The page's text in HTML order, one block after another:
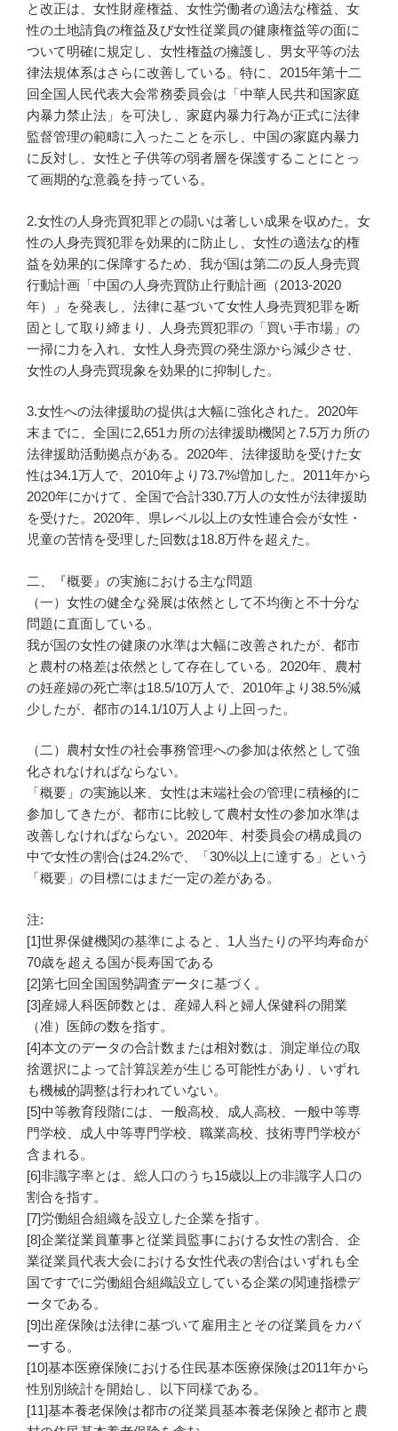
と改正は、女性財産権益、女性労働者の適法な権益、女
性の土地請負の権益及び女性従業員の健康権益等の面に
ついて明確に規定し、女性権益の擁護し、男女平等の法
律法規体系はさらに改善している。特に、2015年第十二
回全国人民代表大会常務委員会は「中華人民共和国家庭
内暴力禁止法」を可決し、家庭内暴力行為が正式に法律
監督管理の範疇に入ったことを示し、中国の家庭内暴力
に反対し、女性と子供等の弱者層を保護することにとっ
て画期的な意義を持っている。
2.女性の人身売買犯罪との闘いは著しい成果を収めた。女
性の人身売買犯罪を効果的に防止し、女性の適法な的権
益を効果的に保障するため、我が国は第二の反人身売買
行動計画「中国の人身売買防止行動計画（2013-2020
年）」を発表し、法律に基づいて女性人身売買犯罪を断
固として取り締まり、人身売買犯罪の「買い手市場」の
一掃に力を入れ、女性人身売買の発生源から減少させ、
女性の人身売買現象を効果的に抑制した。
3.女性への法律援助の提供は大幅に強化された。2020年
末までに、全国に2,651カ所の法律援助機関と7.5万カ所の
法律援助活動拠点がある。2020年、法律援助を受けた女
性は34.1万人で、2010年より73.7%増加した。2011年から
2020年にかけて、全国で合計330.7万人の女性が法律援助
を受けた。2020年、県レベル以上の女性連合会が女性・
児童の苦情を受理した回数は18.8万件を超えた。
二、『概要』の実施における主な問題
（一）女性の健全な発展は依然として不均衡と不十分な
問題に直面している。
我が国の女性の健康の水準は大幅に改善されたが、都市
と農村の格差は依然として存在している。2020年、農村
の妊産婦の死亡率は18.5/10万人で、2010年より38.5%減
少したが、都市の14.1/10万人より上回った。
（二）農村女性の社会事務管理への参加は依然として強
化されなければならない。
「概要」の実施以来、女性は末端社会の管理に積極的に
参加してきたが、都市に比較して農村女性の参加水準は
改善しなければならない。2020年、村委員会の構成員の
中で女性の割合は24.2%で、「30%以上に達する」という
「概要」の目標にはまだ一定の差がある。
注:
[1]世界保健機関の基準によると、1人当たりの平均寿命が
70歳を超える国が長寿国である
[2]第七回全国国勢調査データに基づく。
[3]産婦人科医師数とは、産婦人科と婦人保健科の開業
（准）医師の数を指す。
[4]本文のデータの合計数または相対数は、測定単位の取
捨選択によって計算誤差が生じる可能性があり、いずれ
も機械的調整は行われていない。
[5]中等教育段階には、一般高校、成人高校、一般中等専
門学校、成人中等専門学校、職業高校、技術専門学校が
含まれる。
[6]非識字率とは、総人口のうち15歳以上の非識字人口の
割合を指す。
[7]労働組合組織を設立した企業を指す。
[8]企業従業員董事と従業員監事における女性の割合、企
業従業員代表大会における女性代表の割合はいずれも全
国ですでに労働組合組織設立している企業の関連指標デ
ータである。
[9]出産保険は法律に基づいて雇用主とその従業員をカバ
ーする。
[10]基本医療保険における住民基本医療保険は2011年から
性別別統計を開始し、以下同様である。
[11]基本養老保険は都市の従業員基本養老保険と都市と農